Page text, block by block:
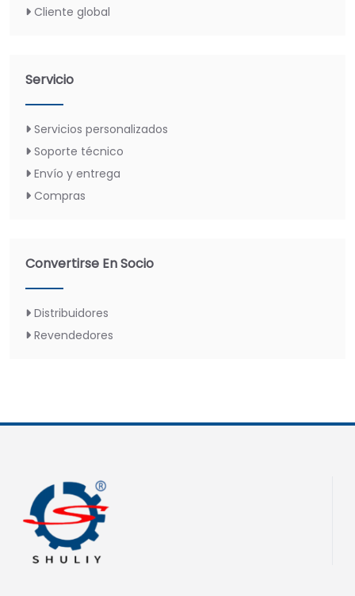
Cliente global
Servicio
Servicios personalizados
Soporte técnico
Envío y entrega
Compras
Convertirse En Socio
Distribuidores
Revendedores